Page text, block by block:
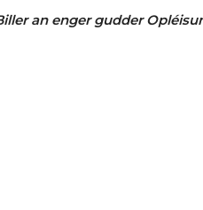
an enger gudder